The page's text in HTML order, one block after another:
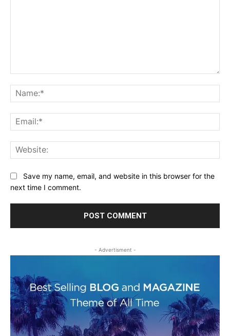
Save my name, email, and website in this browser for the
next time I comment.
- Advertisment -